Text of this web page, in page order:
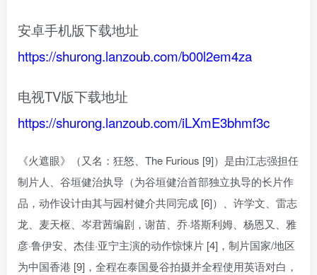
安卓手机版下载地址
https://shurong.lanzoub.com/b00l2em4za
电视TV版下载地址
https://shurong.lanzoub.com/iLXmE3bhmf3c
《火遮眼》（又名：狂怒、The Furious [9]）是由江志强担任
制片人、谷垣健治执导（为谷垣健治首部独立执导的长片作
品，动作设计由其与园村健介共同完成 [6]）、许学文、雷志
龙、麦天枢、岑君茜编剧，谢苗、乔·塔斯利姆、杨恩又、雅
彦·鲁伊安、杰佳·亚宁主演的动作惊悚片 [4]，制片国家/地区
为中国香港 [9]，全程在泰国曼谷拍摄并全程使用英语对白，